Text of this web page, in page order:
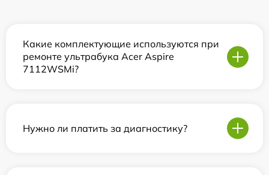
Какие комплектующие используются при
ремонте ультрабука Acer Aspire
7112WSMi?
Нужно ли платить за диагностику?